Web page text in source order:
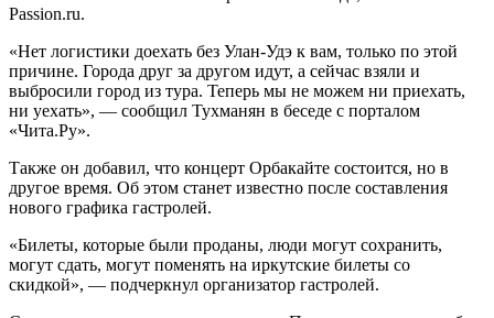
Passion.ru.
«Нет логистики доехать без Улан-Удэ к вам, только по этой
причине. Города друг за другом идут, а сейчас взяли и
выбросили город из тура. Теперь мы не можем ни приехать,
ни уехать», — сообщил Тухманян в беседе с порталом
«Чита.Ру».
Также он добавил, что концерт Орбакайте состоится, но в
другое время. Об этом станет известно после составления
нового графика гастролей.
«Билеты, которые были проданы, люди могут сохранить,
могут сдать, могут поменять на иркутские билеты со
скидкой», — подчеркнул организатор гастролей.